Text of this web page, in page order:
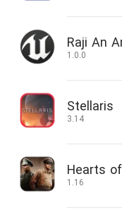
Raji An
1.0.0
Stellaris
3.14
Hearts
1.16